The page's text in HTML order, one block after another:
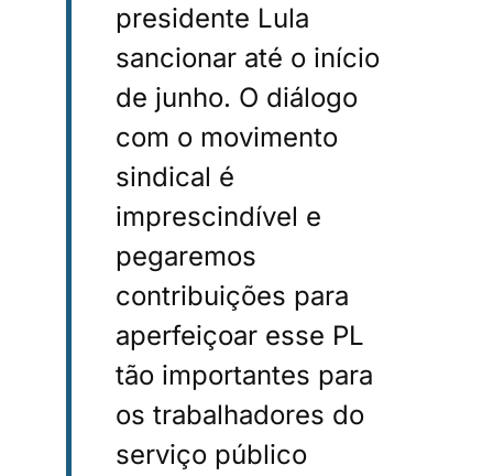
presidente Lula
sancionar até o início
de junho. O diálogo
com o movimento
sindical é
imprescindível e
pegaremos
contribuições para
aperfeiçoar esse PL
tão importantes para
os trabalhadores do
serviço público